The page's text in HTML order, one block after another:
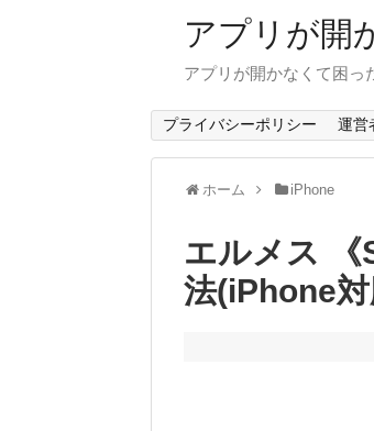
アプリが開
アプリが開かなくて困っ
プライバシーポリシー 運営
ホーム iPhone
エルメス
法(iPhone